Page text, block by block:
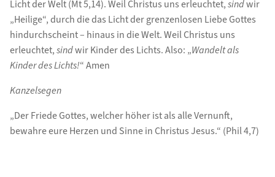
Licht der Welt (Mt 5,14). Weil Christus uns erleuchtet,sindwir
„Heilige“, durch die das Licht der grenzenlosen Liebe Gottes
hindurchscheint – hinaus in die Welt. Weil Christus uns
erleuchtet,sindwir Kinder des Lichts. Also: „Wandelt als
Kinder des Lichts!“ Amen
Kanzelsegen
„Der Friede Gottes, welcher höher ist als alle Vernunft,
bewahre eure Herzen und Sinne in Christus Jesus.“ (Phil 4,7)